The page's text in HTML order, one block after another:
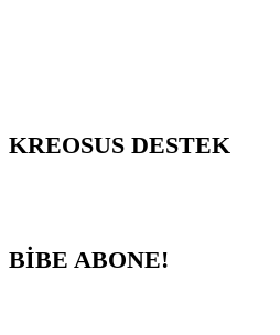
KREOSUS DESTEK
BİBE ABONE!